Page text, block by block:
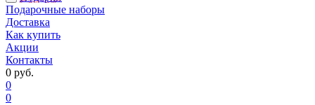
Подарочные наборы
Доставка
Как купить
Акции
Контакты
0 руб.
0
0